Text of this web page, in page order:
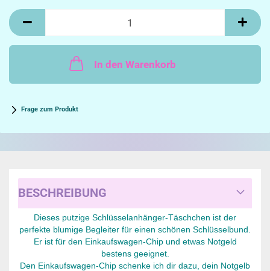
In den Warenkorb
Frage zum Produkt
BESCHREIBUNG
Dieses putzige Schlüsselanhänger-Täschchen ist der
perfekte blumige Begleiter für einen schönen Schlüsselbund.
Er ist für den Einkaufswagen-Chip und etwas Notgeld
bestens geeignet.
Den Einkaufswagen-Chip schenke ich dir dazu, dein Notgelb